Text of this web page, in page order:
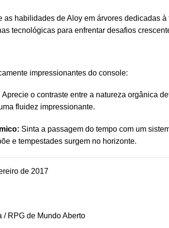
as habilidades de Aloy em árvores dedicadas
tecnológicas para enfrentar desafios
impressionantes do console:
Aprecie o contraste entre a natureza orgânica
fluidez impressionante.
Sinta a passagem do tempo com um
e tempestades surgem no horizonte.
de 2017
/ RPG de Mundo Aberto